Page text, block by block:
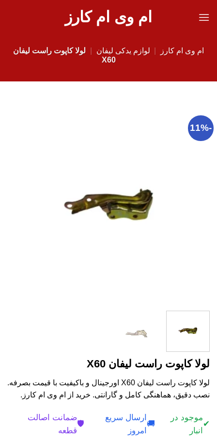
ام وی ام کارز
ام وی ام کارز لوازم یدکی لیفان
لولا کاپوت راست لیفان
X60
-11%
لولا کاپوت راست لیفان X60
لولا کاپوت راست لیفان X60 اورجینال و باکیفیت با قیمت بصرفه.
نصب دقیق، هماهنگی کامل و گارانتی. خرید از ام وی ام کارز.
✔
موجود در
انبار
🚚
ارسال سریع
امروز
🛡️
ضمانت اصالت
قطعه